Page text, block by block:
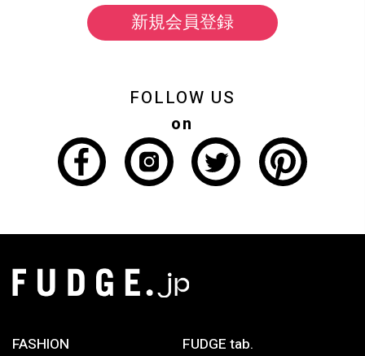
新規会員登録
FOLLOW US
on
FASHION FUDGE tab.